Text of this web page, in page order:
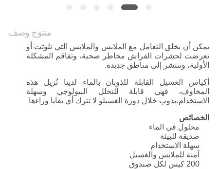
منتوج وصف
يمكن أن يخلق التعامل مع الملابس والملابس التي تلوثت أو
تعرضت لحشرات الفراش مخاطر صحية، وتفاقم المشكلة
الأولية، وتنتشر إلى مناطق جديدة.
أكياس الغسيل القابلة للذوبان بالماء لدينا تُزيل هذه
المخاوف، فهي قابلة للتحلل البيولوجي وسهلة
الاستخدام،يذوب خلال دورة الغسيلو لا تترك أي بقايا وراءها
الخصائص
محلول في الماء
صديقة للبيئة
سهلة الاستخدام
آمنة للملابس والغسيل
200 كيس لكل صندوق